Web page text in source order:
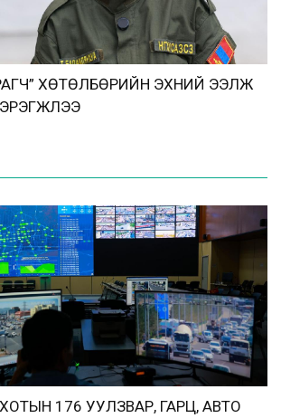
ХӨТӨЛБӨРИЙН ЭХНИЙ ЭЭЛЖ
176 УУЛЗВАР, ГАРЦ, АВТО